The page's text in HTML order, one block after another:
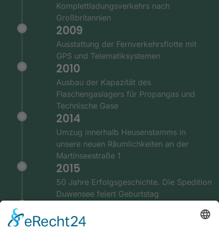
Komplettladungsverkehrs nach
Großbritannien
2009
Ausstattung der Fernverkehrsflotte mit
GPS und Telematiksystemen
2010
Ausbau der Kapazität des
Flaschengaslagers für Propangas und
Technische Gase
2014
Umzug innerhalb Heusenstamms in
unsere neuen Räumlichkeiten an der
Martinseestraße 1
2015
50 Jahre Erfolgsgeschichte. Die Spedition
Duwensee feiert Geburtstag
Ausbau des Speditionshofes um 4000 qm